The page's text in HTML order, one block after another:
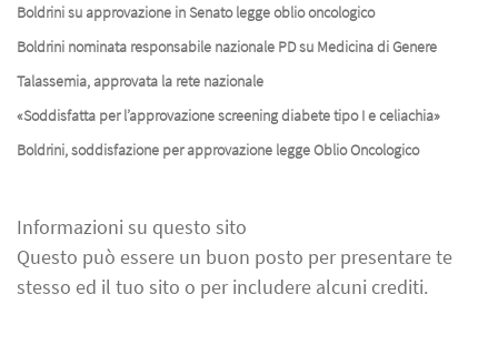
Boldrini su approvazione in Senato legge oblio oncologico
Boldrini nominata responsabile nazionale PD su Medicina di Genere
Talassemia, approvata la rete nazionale
«Soddisfatta per l’approvazione screening diabete tipo I e celiachia»
Boldrini, soddisfazione per approvazione legge Oblio Oncologico
Informazioni su questo sito
Questo può essere un buon posto per presentare te
stesso ed il tuo sito o per includere alcuni crediti.